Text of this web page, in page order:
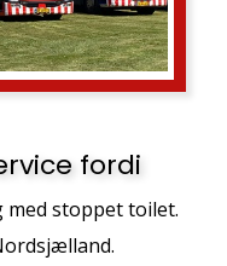
fordi
med stoppet toilet.